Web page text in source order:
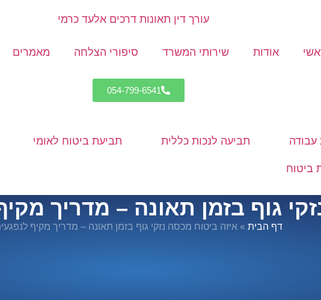
אודות שירותי המשרד סיפורי הצלחה מאמרים
054-799-6541
עבודה תביעה לנכות כללית תביעת ביטוח לאומי
ביטוח
גוף בזמן תאונה – מדריך
דף הבית »איזה ביטוח מכסה נזקי גוף בזמן תאונה – מדריך מקיף